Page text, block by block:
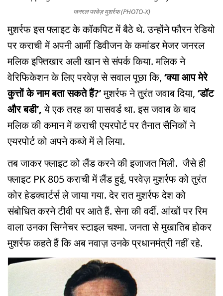
जनरल परवेज़ मुशर्रफ (PHOTO-X)
मुशर्रफ इस फ्लाइट के कॉकपिट में बैठे थे. उन्होंने फौरन रेडियो
पर कराची में अपनी आर्मी डिवीजन के कमांडर मेजर जनरल
मलिक इफ्तिखार अली खान से संपर्क किया. मलिक ने
वेरिफिकेशन के लिए परवेज़ से सवाल पूछा कि, ‘क्या आप मेरे
कुत्तों के नाम बता सकते हैं?’मुशर्रफ ने तुरंत जवाब दिया, ‘डॉट
और बडी’,ये एक तरह का पासवर्ड था. इस जवाब के बाद
मलिक की कमान में कराची एयरपोर्ट पर तैनात सैनिकों ने
एयरपोर्ट को अपने कब्जे में ले लिया.
तब जाकर फ्लाइट को लैंड करने की इजाजत मिली. जैसे ही
फ्लाइट PK 805 कराची में लैंड हुई, परवेज़ मुशर्रफ को तुरंत
कोर हेडक्वार्टर्स ले जाया गया. देर रात मुशर्रफ देश को
संबोधित करने टीवी पर आते हैं. सेना की वर्दी. आंखों पर रिम
वाला उनका सिग्नेचर स्टाइल चश्मा. जनता से मुखातिब होकर
मुशर्रफ कहते हैं कि अब नवाज़ उनके प्रधानमंत्री नहीं रहे.